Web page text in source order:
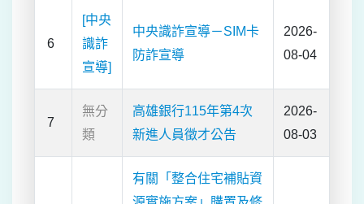
6
[中央
識詐
宣導]
中央識詐宣導－SIM卡
防詐宣導
2026-
08-04
7
無分
類
高雄銀行115年第4次
新進人員徵才公告
2026-
08-03
有關「整合住宅補貼資